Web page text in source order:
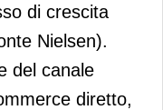
di crescita
Nielsen).
del canale
diretto,